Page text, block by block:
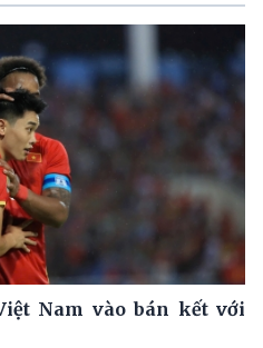
Nam vào bán kết với